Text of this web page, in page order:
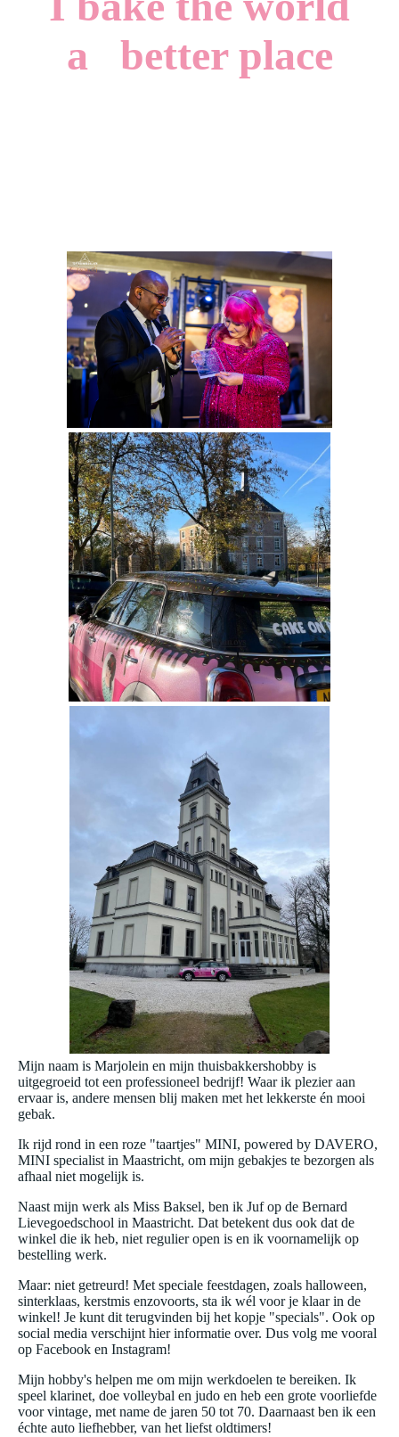
a better place
Mijn naam is Marjolein en mijn thuisbakkershobby is
uitgegroeid tot een professioneel bedrijf! Waar ik plezier aan
ervaar is, andere mensen blij maken met het lekkerste én mooi
gebak.
Ik rijd rond in een roze "taartjes" MINI, powered by DAVERO,
MINI specialist in Maastricht, om mijn gebakjes te bezorgen als
afhaal niet mogelijk is.
Naast mijn werk als Miss Baksel, ben ik Juf op de Bernard
Lievegoedschool in Maastricht. Dat betekent dus ook dat de
winkel die ik heb, niet regulier open is en ik voornamelijk op
bestelling werk.
Maar: niet getreurd! Met speciale feestdagen, zoals halloween,
sinterklaas, kerstmis enzovoorts, sta ik wél voor je klaar in de
winkel! Je kunt dit terugvinden bij het kopje "specials". Ook op
social media verschijnt hier informatie over. Dus volg me vooral
op Facebook en Instagram!
Mijn hobby's helpen me om mijn werkdoelen te bereiken. Ik
speel klarinet, doe volleybal en judo en heb een grote voorliefde
voor vintage, met name de jaren 50 tot 70. Daarnaast ben ik een
échte auto liefhebber, van het liefst oldtimers!